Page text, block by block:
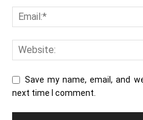
Save my name, email, and
next time I comment.